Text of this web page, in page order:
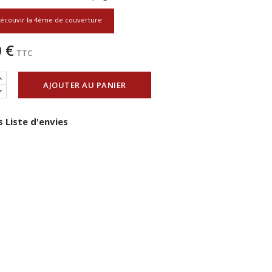
la 4ème de couverture
€ TTC
AJOUTER AU PANIER
Liste d'envies